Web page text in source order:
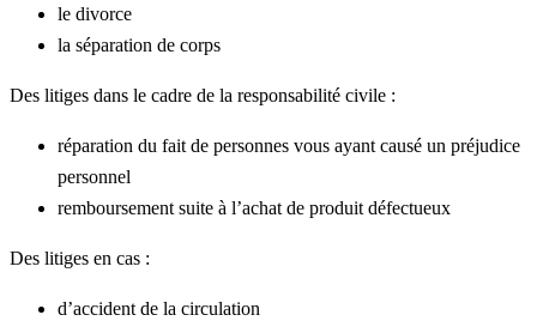
le divorce
la séparation de corps
Des litiges dans le cadre de la responsabilité civile :
réparation du fait de personnes vous ayant causé un préjudice
personnel
remboursement suite à l’achat de produit défectueux
Des litiges en cas :
d’accident de la circulation